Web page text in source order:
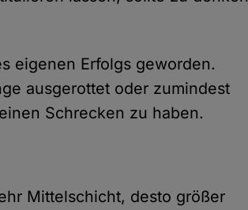
eigenen Erfolgs geworden.
ausgerottet oder zumindest
Schrecken zu haben.
Mittelschicht, desto größer